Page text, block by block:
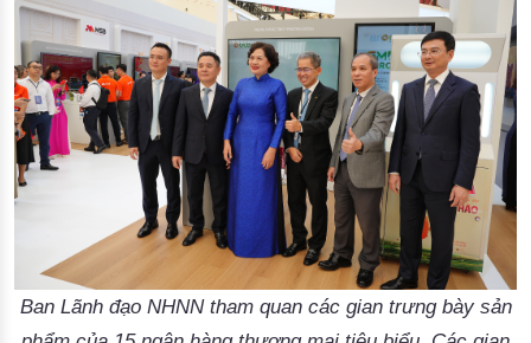
Ban Lãnh đạo NHNN tham quan các gian trưng bày sản